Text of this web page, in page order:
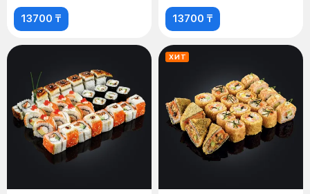
13700 ₸ 13700 ₸
ХИТ